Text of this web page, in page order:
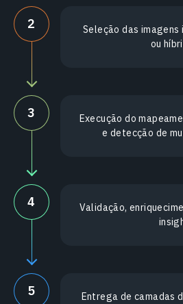
2
Seleção das imagens
ou
3
Execução do
e detecção de
4
Validação,
5
Entrega de camadas